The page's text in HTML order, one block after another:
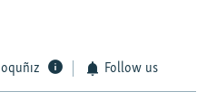
Follow us